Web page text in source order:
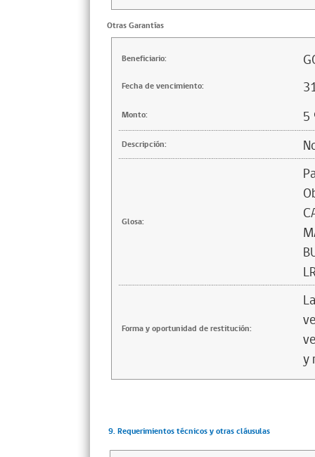
Otras Garantías
Beneficiario:
Fecha de vencimiento:
Monto: 5
Descripción:
Glosa:
Forma y oportunidad de restitución:
y
9. Requerimientos técnicos y otras cláusulas